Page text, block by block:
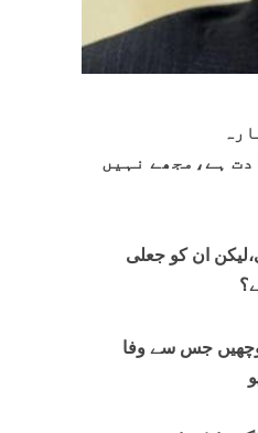
ہے،مجھے نہیں
ان کو جعلی
جس سے وفا